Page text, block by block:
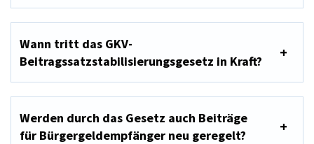
Wann tritt das GKV-
Beitragssatzstabilisierungsgesetz in Kraft?
Werden durch das Gesetz auch Beiträge
für Bürgergeldempfänger neu geregelt?